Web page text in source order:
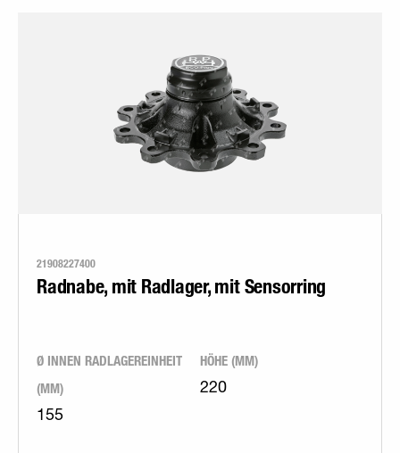
21908227400
Radnabe, mit Radlager, mit Sensorring
Ø INNEN RADLAGEREINHEIT
(MM)
155
HÖHE (MM)
220